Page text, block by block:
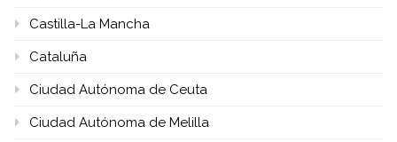
Castilla-La Mancha
Cataluña
Ciudad Autónoma de Ceuta
Ciudad Autónoma de Melilla